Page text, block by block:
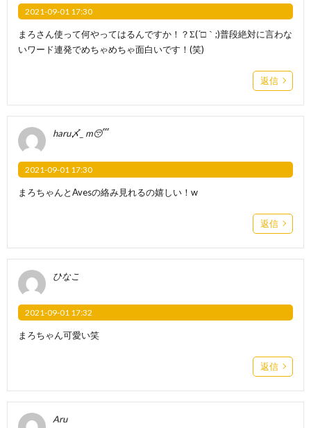
2021-09-01 17:30
まろさん使って何やってはるんですか！？Σ(´□｀;)普段絶対に言わな
いワード連発でめちゃめちゃ面白いです！(笑)
返信
haru〆_ m😴
2021-09-01 17:30
まろちゃんとAvesの絡み見れるの嬉しい！w
返信
ひなこ
2021-09-01 17:32
まろちゃん可愛い笑
返信
Aru